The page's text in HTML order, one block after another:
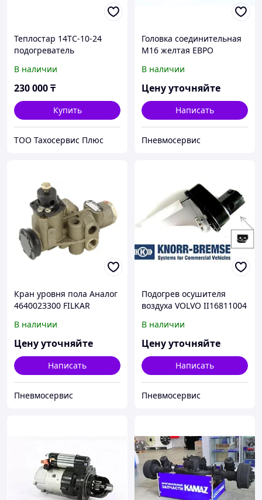
Теплостар 14ТС-10-24
подогреватель
В наличии
230 000₸
Купить
ТОО Тахосервис Плюс
Головка соединительная
M16 желтая ЕВРО
В наличии
Цену уточняйте
Написать
Пневмосервис
Кран уровня пола Аналог
4640023300 FILKAR
В наличии
Цену уточняйте
Написать
Пневмосервис
Подогрев осушителя
воздуха VOLVO II16811004
В наличии
Цену уточняйте
Написать
Пневмосервис